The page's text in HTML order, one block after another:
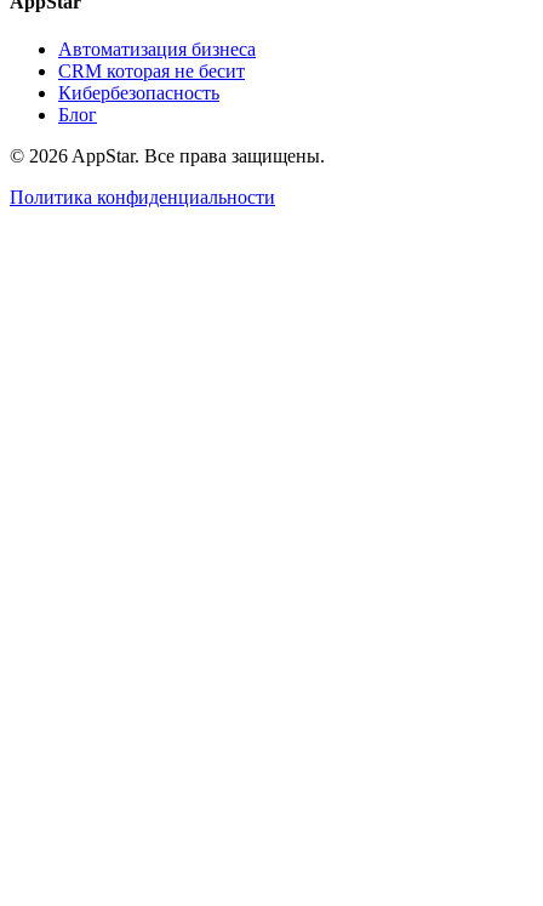
Автоматизация бизнеса
CRM которая не бесит
Кибербезопасность
Блог
© 2026 AppStar. Все права защищены.
Политика конфиденциальности